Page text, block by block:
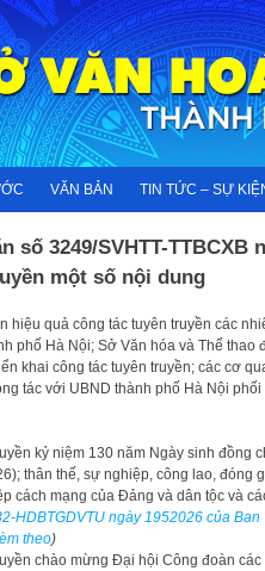
VĂN BẢN TIN TỨC – SỰ
số 3249/SVHTT-TTBCXB
một số nội dung
hiệu quả công tác tuyên truyền các
phố Hà Nội; Sở Văn hóa và Thể thao
khai công tác tuyên truyền; các cơ
tác với UBND thành phố Hà Nội
kỷ niệm 130 năm Ngày sinh đồng
thân thế, sự nghiệp, công lao, đóng
cách mạng của Đảng và dân tộc và
HDBTGDVTU ngày 1952026 của
theo)
chào mừng Đại hội Công đoàn